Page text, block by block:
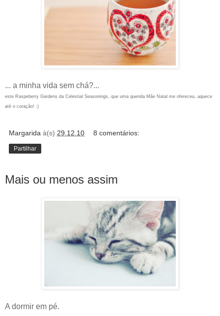
... a minha vida sem chá?...
este Raspeberry Gardens da Celestial Seasonings, que uma querida Mãe Natal me ofereceu, aquece
até o coração! :)
Margarida à(s) 29.12.10 8 comentários:
Partilhar
Mais ou menos assim
A dormir em pé.